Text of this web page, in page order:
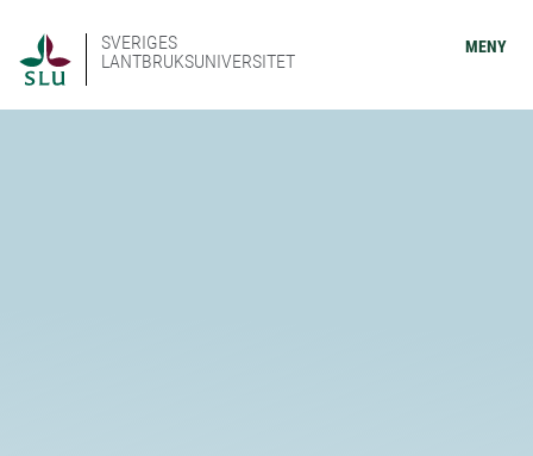
SVERIGES
LANTBRUKSUNIVERSITET
MENY